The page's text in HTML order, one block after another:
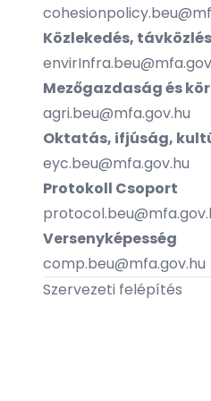
Közlekedés,
Mezőgazdaság és
agri.beu@mfa.gov.hu
Oktatás, ifjúság,
eyc.beu@mfa.gov.hu
Protokoll Csoport
Versenyképesség
comp.beu@mfa.gov.hu
Szervezeti felépítés